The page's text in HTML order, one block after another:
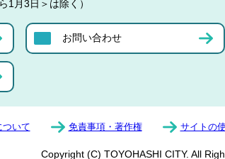
1月3日＞は除く）
お問い合わせ
ついて 免責事項・著作権 サイトの
Copyright (C) TOYOHASHI CITY. All